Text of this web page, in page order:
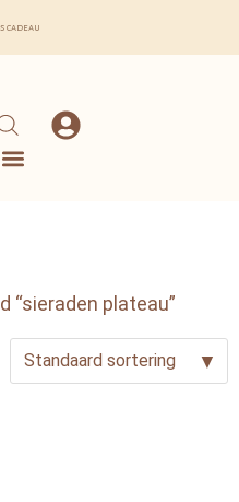
cadeau
“sieraden plateau”